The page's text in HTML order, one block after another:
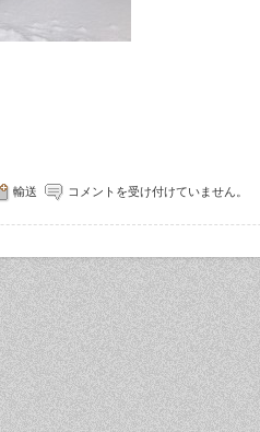
輸送 コメントを受け付けていません。